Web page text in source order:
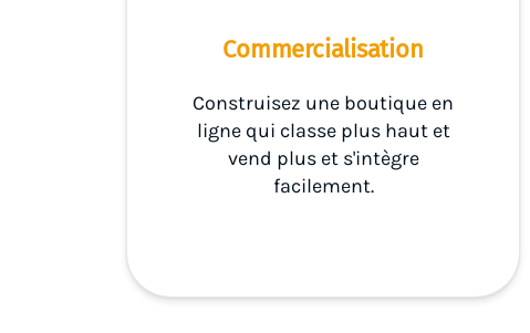
Commercialisation
Construisez une boutique en
ligne qui classe plus haut et
vend plus et s'intègre
facilement.